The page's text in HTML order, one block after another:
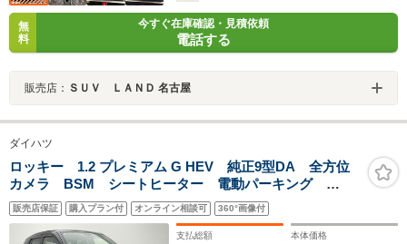
無
料
今すぐ在庫確認・見積依頼
電話する
販売店： ＳＵＶ ＬＡＮＤ 名古屋
ダイハツ
ロッキー 1.2 プレミアム G HEV 純正9型DA 全方位
カメラ BSM シートヒーター 電動パーキング
HDMI USB スマアシIII 衝突軽減 追従クルコン コ
ーナーセンサー LEDライト フルセグTV スマホ連
動 ハーフレザー 禁煙車
販売店保証 購入プラン付 オンライン相談可 360°画像付
支払総額 本体価格